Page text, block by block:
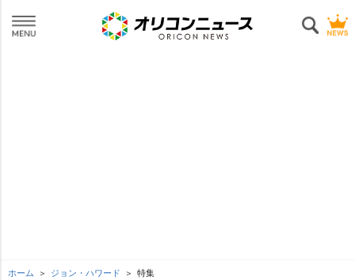
ホーム ジョン・ハワード 特集